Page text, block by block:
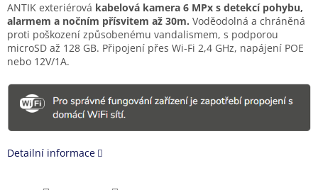
ANTIK exteriérová kabelová kamera 6 MPx s detekcí pohybu,
alarmem a nočním přísvitem až 30m. Voděodolná a chráněná
proti poškození způsobenému vandalismem, s podporou
microSD až 128 GB. Připojení přes Wi-Fi 2,4 GHz, napájení POE
nebo 12V/1A.
Detailní informace